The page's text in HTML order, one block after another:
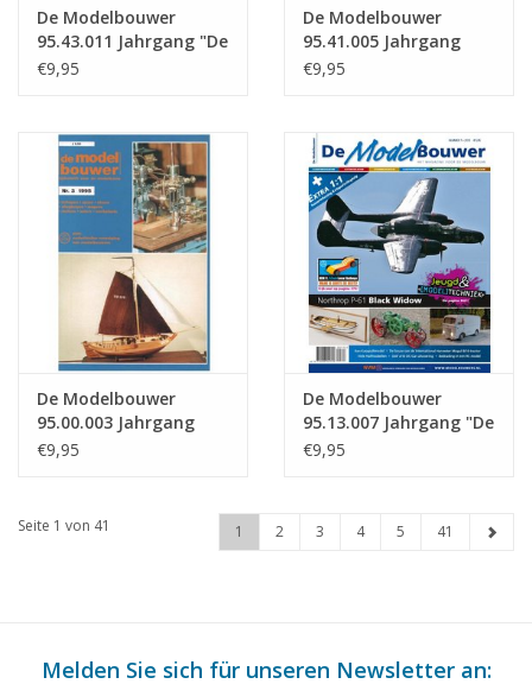
De Modelbouwer
95.43.011 Jahrgang "De
Modelbouwer"
€9,95
De Modelbouwer
95.41.005 Jahrgang
"Der Modellbauer"
€9,95
De Modelbouwer
95.00.003 Jahrgang
"Der Modellbauer"
€9,95
De Modelbouwer
95.13.007 Jahrgang "De
Modelbouwer"
€9,95
Seite 1 von 41 1 2 3 4 5 41
Melden Sie sich für unseren Newsletter an: